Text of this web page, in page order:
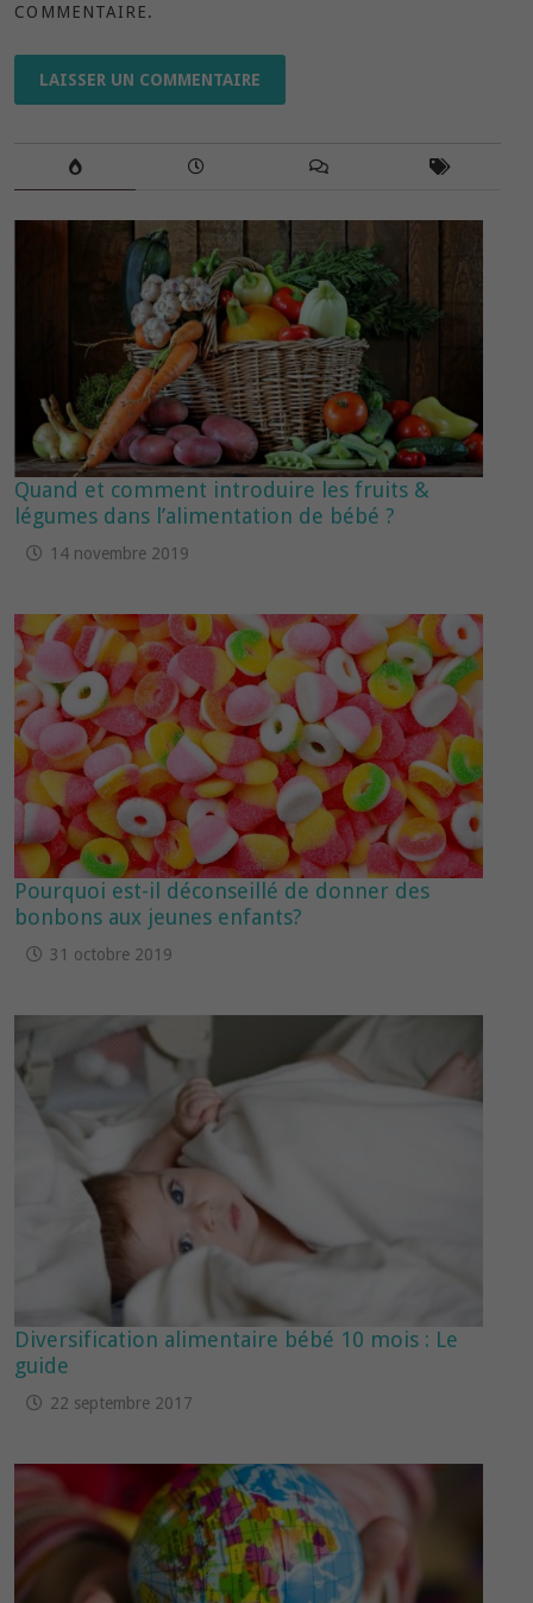
COMMENTAIRE.
Quand et comment introduire les fruits &
légumes dans l’alimentation de bébé ?
14 novembre 2019
Pourquoi est-il déconseillé de donner des
bonbons aux jeunes enfants?
31 octobre 2019
Diversification alimentaire bébé 10 mois : Le
guide
22 septembre 2017